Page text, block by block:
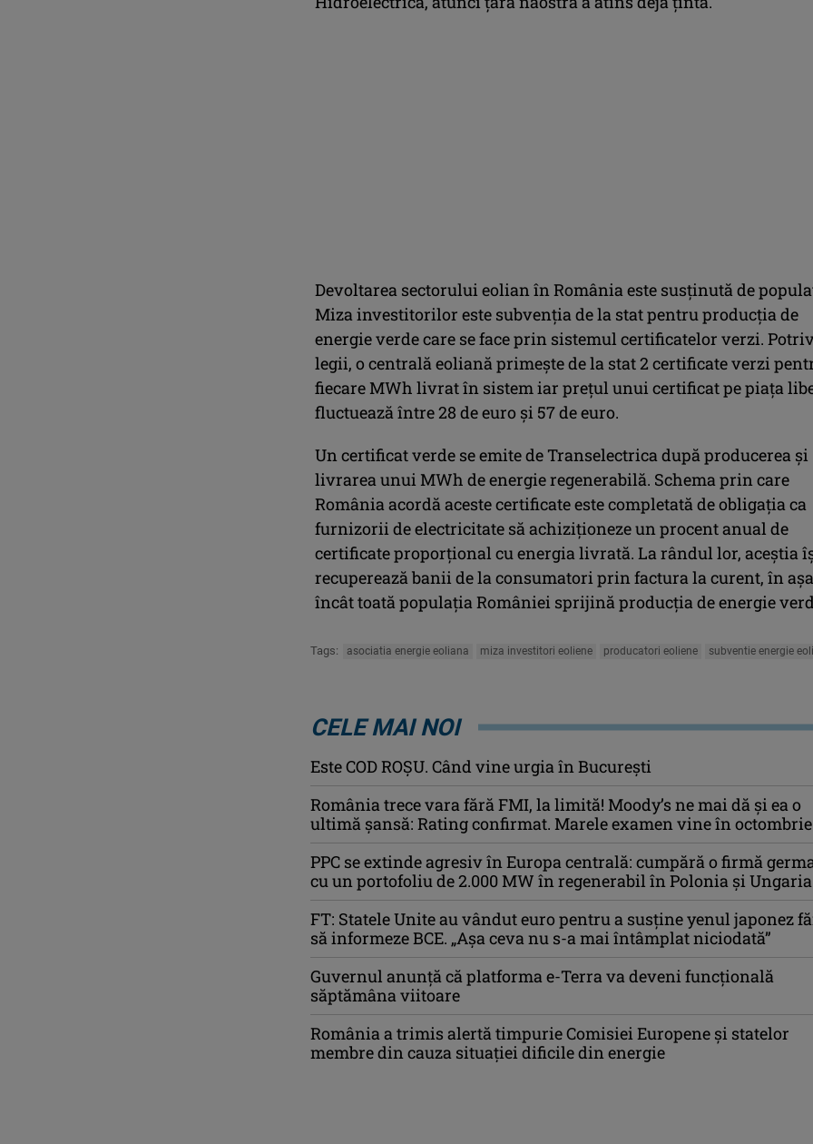
Devoltarea sectorului eolian în România este susţinută de
Miza investitorilor este subvenţia de la stat pentru producţia de
energie verde care se face prin sistemul certificatelor verzi.
legii, o centrală eoliană primeşte de la stat 2 certificate verzi
fiecare MWh livrat în sistem iar preţul unui certificat pe piaţa
fluctuează între 28 de euro şi 57 de euro.
Un certificat verde se emite de Transelectrica după producerea şi
livrarea unui MWh de energie regenerabilă. Schema prin care
România acordă aceste certificate este completată de obligaţia ca
furnizorii de electricitate să achiziţioneze un procent anual de
certificate proporţional cu energia livrată. La rândul lor, aceştia
recuperează banii de la consumatori prin factura la curent, în
încât toată populaţia României sprijină producţia de energie
Tags: asociatia energie eoliana miza investitori eoliene producatori eoliene subventie energie
CELE MAI NOI
Este COD ROŞU. Când vine urgia în Bucureşti
România trece vara fără FMI, la limită! Moody’s ne mai dă și ea o
ultimă șansă: Rating confirmat. Marele examen vine în octombrie
PPC se extinde agresiv în Europa centrală: cumpără o firmă
cu un portofoliu de 2.000 MW în regenerabil în Polonia și Ungaria
FT: Statele Unite au vândut euro pentru a susține yenul japonez
să informeze BCE. „Așa ceva nu s-a mai întâmplat niciodată”
Guvernul anunță că platforma e-Terra va deveni funcţională
săptămâna viitoare
România a trimis alertă timpurie Comisiei Europene și statelor
membre din cauza situației dificile din energie